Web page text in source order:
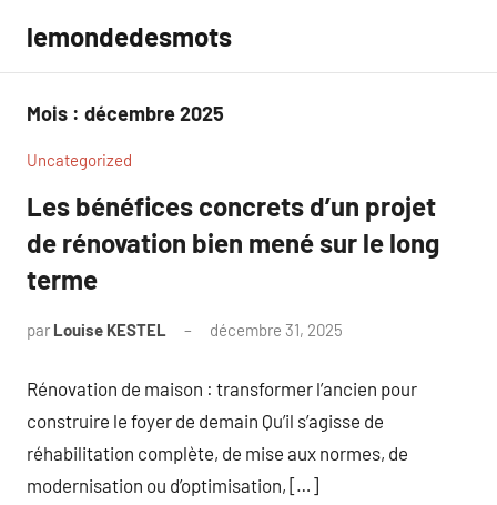
contenu
lemondedesmots
Mois : décembre 2025
Uncategorized
Les bénéfices concrets d’un projet
de rénovation bien mené sur le long
terme
par Louise KESTEL décembre 31, 2025
Rénovation de maison : transformer l’ancien pour
construire le foyer de demain Qu’il s’agisse de
réhabilitation complète, de mise aux normes, de
modernisation ou d’optimisation, […]